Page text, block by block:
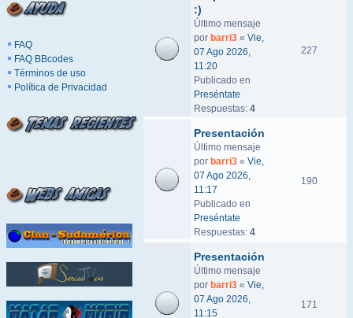
FAQ
FAQ BBcodes
Términos de uso
Política de Privacidad
:)
Último mensaje
por barri3 « Vie,
07 Ago 2026,
11:20
Publicado en
Preséntate
Respuestas: 4
227
Presentación
Último mensaje
por barri3 « Vie,
07 Ago 2026,
11:17
Publicado en
Preséntate
Respuestas: 4
190
Presentación
Último mensaje
por barri3 « Vie,
07 Ago 2026,
11:15
171